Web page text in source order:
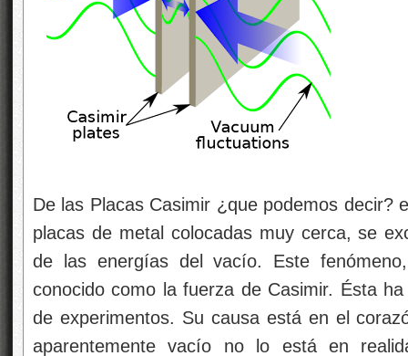
De las Placas Casimir ¿que podemos decir?
placas de metal colocadas muy cerca, se
de las energías del vacío. Este
conocido como la fuerza de Casimir. Ésta
de experimentos. Su causa está en el
aparentemente vacío no lo está en